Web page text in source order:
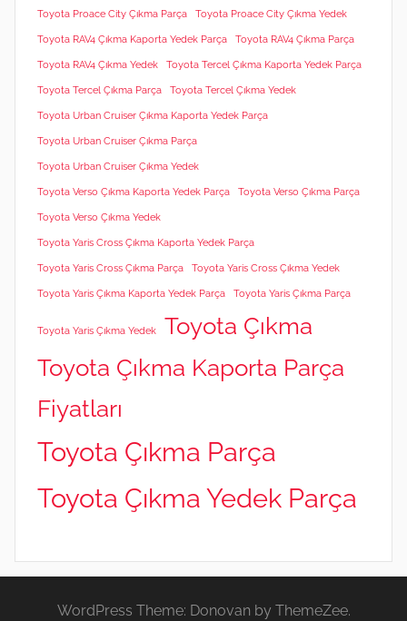
Toyota Proace City Çıkma Parça Toyota Proace City Çıkma Yedek
Toyota RAV4 Çıkma Kaporta Yedek Parça Toyota RAV4 Çıkma Parça
Toyota RAV4 Çıkma Yedek Toyota Tercel Çıkma Kaporta Yedek Parça
Toyota Tercel Çıkma Parça Toyota Tercel Çıkma Yedek
Toyota Urban Cruiser Çıkma Kaporta Yedek Parça
Toyota Urban Cruiser Çıkma Parça
Toyota Urban Cruiser Çıkma Yedek
Toyota Verso Çıkma Kaporta Yedek Parça Toyota Verso Çıkma Parça
Toyota Verso Çıkma Yedek
Toyota Yaris Cross Çıkma Kaporta Yedek Parça
Toyota Yaris Cross Çıkma Parça Toyota Yaris Cross Çıkma Yedek
Toyota Yaris Çıkma Kaporta Yedek Parça Toyota Yaris Çıkma Parça
Toyota Yaris Çıkma Yedek
Toyota Çıkma
Toyota Çıkma Kaporta Parça
Fiyatları
Toyota Çıkma Parça
Toyota Çıkma Yedek Parça
WordPress Theme: Donovan by ThemeZee.